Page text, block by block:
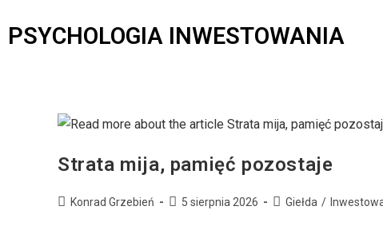
PSYCHOLOGIA INWESTOWANIA
Strata mija, pamięć pozostaje
Konrad Grzebień 5 sierpnia 2026 Giełda /